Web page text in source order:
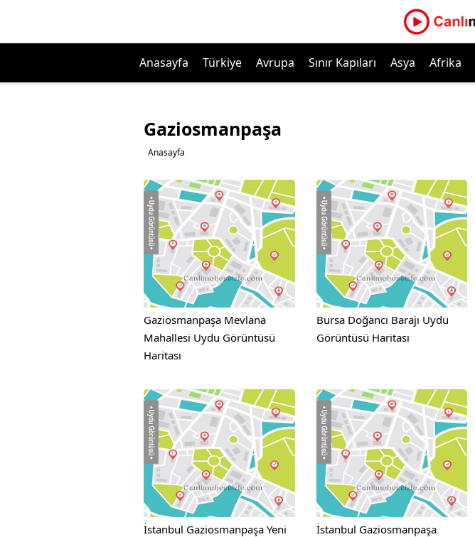
Anasayfa Türkiye Avrupa Sınır Kapıları Asya Afrika
Gaziosmanpaşa
Anasayfa
Gaziosmanpaşa Mevlana
Mahallesi Uydu Görüntüsü
Haritası
Bursa Doğancı Barajı Uydu
Görüntüsü Haritası
İstanbul Gaziosmanpaşa Yeni
İstanbul Gaziosmanpaşa